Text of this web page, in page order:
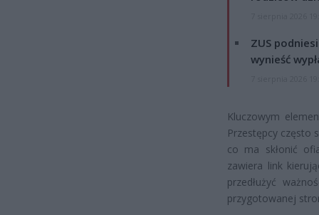
ZUS
wynieść
Kluczowym
Przestępcy często
co ma skłonić
zawiera link
przedłużyć
przygotowanej